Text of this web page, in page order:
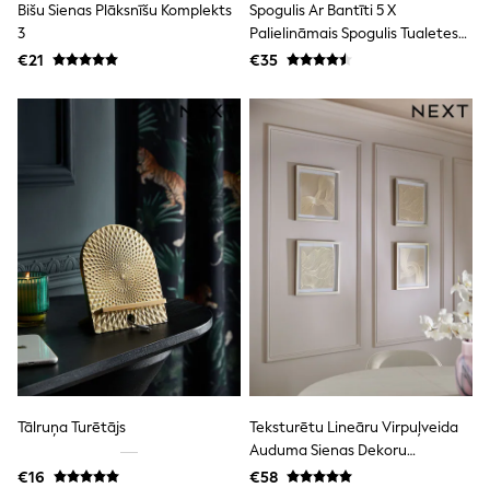
Dresses
Sliders
Linen Collection
Sandals
Trousers
Sun Hats & Caps
Tops & T-Shirts
Sunglasses
Men's Holiday Shop
All Swimwear
Accessories
Bags & Luggage
Footwear
Hats
Linen Collection
Loafers
Sandals & Flipflops
Shirts
Shorts
Sunglasses
Bišu Sienas Plāksnīšu Komplekts
3
€21
Spogulis Ar Bantīti 5 X
Palielināmais Spogulis Tualetes
Galdiņam
€35
Tālruņa Turētājs
€16
Teksturētu Lineāru Virpuļveida
Auduma Sienas Dekoru
Komplekts 4 Ierāmētā Audumā
€58